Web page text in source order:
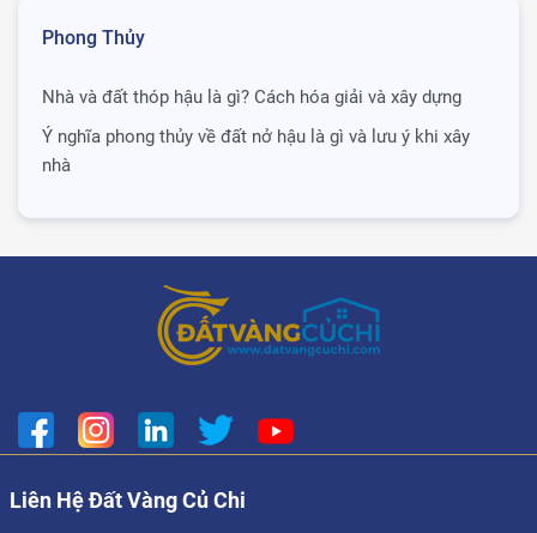
Phong Thủy
Nhà và đất thóp hậu là gì? Cách hóa giải và xây dựng
Ý nghĩa phong thủy về đất nở hậu là gì và lưu ý khi xây
nhà
Liên Hệ Đất Vàng Củ Chi